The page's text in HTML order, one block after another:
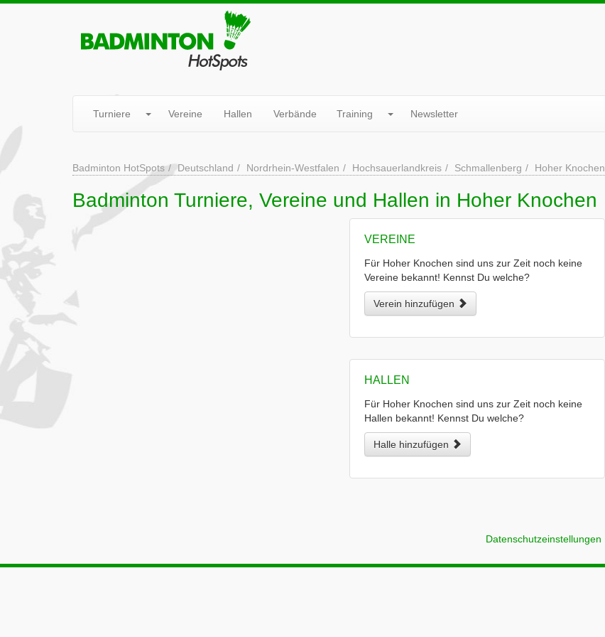
Turniere Vereine Hallen Verbände Training Newsletter
Badminton HotSpots Deutschland Nordrhein-Westfalen Hochsauerlandkreis Schmallenberg Hoher Knochen
Badminton Turniere, Vereine und Hallen in Hoher Knochen
VEREINE
Für Hoher Knochen sind uns zur Zeit noch keine
Vereine bekannt! Kennst Du welche?
Verein hinzufügen
HALLEN
Für Hoher Knochen sind uns zur Zeit noch keine
Hallen bekannt! Kennst Du welche?
Halle hinzufügen
Datenschutzeinstellungen